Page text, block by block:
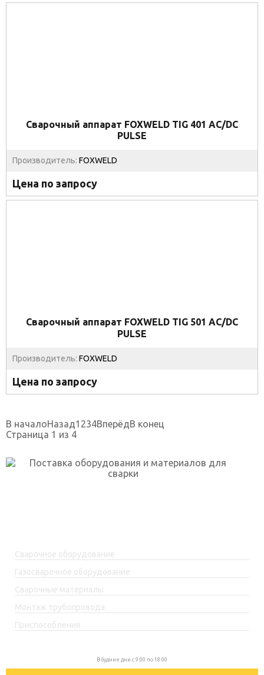
Сварочный аппарат FOXWELD TIG 401 AC/DC
PULSE
Производитель: FOXWELD
Цена по запросу
Сварочный аппарат FOXWELD TIG 501 AC/DC
PULSE
Производитель: FOXWELD
Цена по запросу
В началоНазад1 234ВперёдВ конец
Страница 1 из 4
Сварочное оборудование
Газосварочное оборудование
Сварочные материалы
Монтаж трубопровода
Приспособления
В будние дни с 9:00 по 18:00